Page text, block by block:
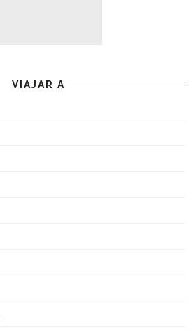
VIAJAR A